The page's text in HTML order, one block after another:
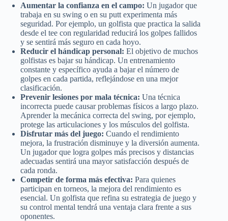
Aumentar la confianza en el campo: Un jugador que
trabaja en su swing o en su putt experimenta más
seguridad. Por ejemplo, un golfista que practica la salida
desde el tee con regularidad reducirá los golpes fallidos
y se sentirá más seguro en cada hoyo.
Reducir el hándicap personal: El objetivo de muchos
golfistas es bajar su hándicap. Un entrenamiento
constante y específico ayuda a bajar el número de
golpes en cada partida, reflejándose en una mejor
clasificación.
Prevenir lesiones por mala técnica: Una técnica
incorrecta puede causar problemas físicos a largo plazo.
Aprender la mecánica correcta del swing, por ejemplo,
protege las articulaciones y los músculos del golfista.
Disfrutar más del juego: Cuando el rendimiento
mejora, la frustración disminuye y la diversión aumenta.
Un jugador que logra golpes más precisos y distancias
adecuadas sentirá una mayor satisfacción después de
cada ronda.
Competir de forma más efectiva: Para quienes
participan en torneos, la mejora del rendimiento es
esencial. Un golfista que refina su estrategia de juego y
su control mental tendrá una ventaja clara frente a sus
oponentes.